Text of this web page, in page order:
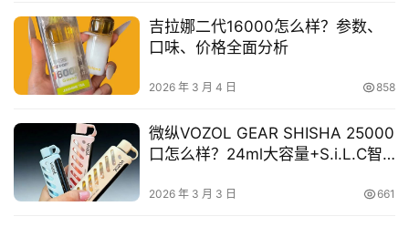
资
讯
电
子
百
科
吉拉娜二代16000怎么样？参数、
口味、价格全面分析
2026 年 3 月 4 日 858
微纵VOZOL GEAR SHISHA 25000
口怎么样？24ml大容量+S.i.L.C智
2026 年 3 月 3 日 661